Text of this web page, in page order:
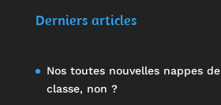
Derniers articles
Nos toutes nouvelles nappes
classe, non ?